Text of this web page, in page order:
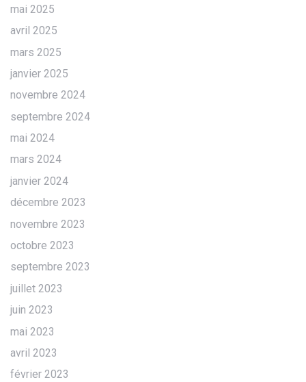
mai 2025
avril 2025
mars 2025
janvier 2025
novembre 2024
septembre 2024
mai 2024
mars 2024
janvier 2024
décembre 2023
novembre 2023
octobre 2023
septembre 2023
juillet 2023
juin 2023
mai 2023
avril 2023
février 2023